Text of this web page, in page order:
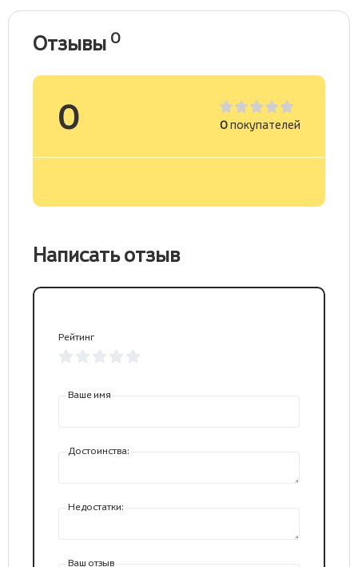
Отзывы 0
0 0покупателей
Написать отзыв
Рейтинг
Ваше имя
Достоинства:
Недостатки:
Ваш отзыв